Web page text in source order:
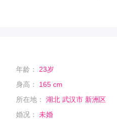
年龄： 23岁
身高：
165 cm
所在地：
湖北 武汉市 新洲区
婚况：
未婚